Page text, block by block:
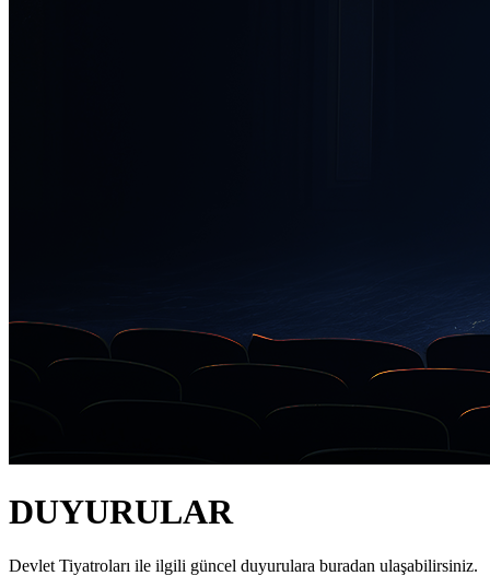
DUYURULAR
Devlet Tiyatroları ile ilgili güncel duyurulara buradan ulaşabilirsiniz.